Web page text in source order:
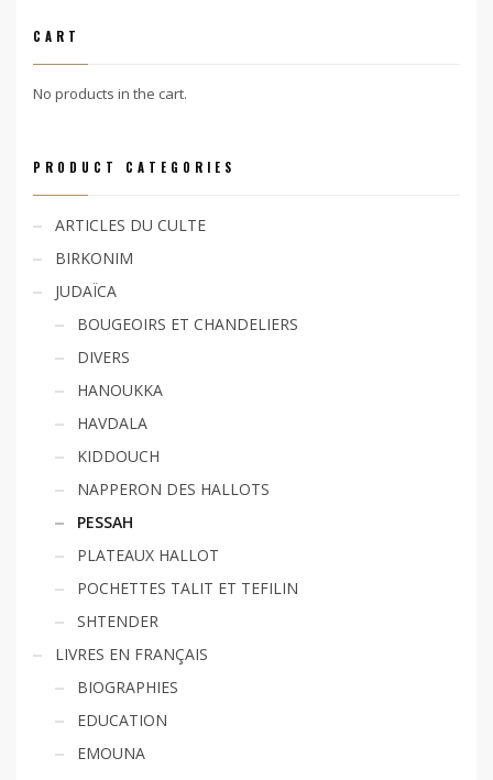
CART
No products in the cart.
PRODUCT CATEGORIES
ARTICLES DU CULTE
BIRKONIM
JUDAÏCA
BOUGEOIRS ET CHANDELIERS
DIVERS
HANOUKKA
HAVDALA
KIDDOUCH
NAPPERON DES HALLOTS
PESSAH
PLATEAUX HALLOT
POCHETTES TALIT ET TEFILIN
SHTENDER
LIVRES EN FRANÇAIS
BIOGRAPHIES
EDUCATION
EMOUNA